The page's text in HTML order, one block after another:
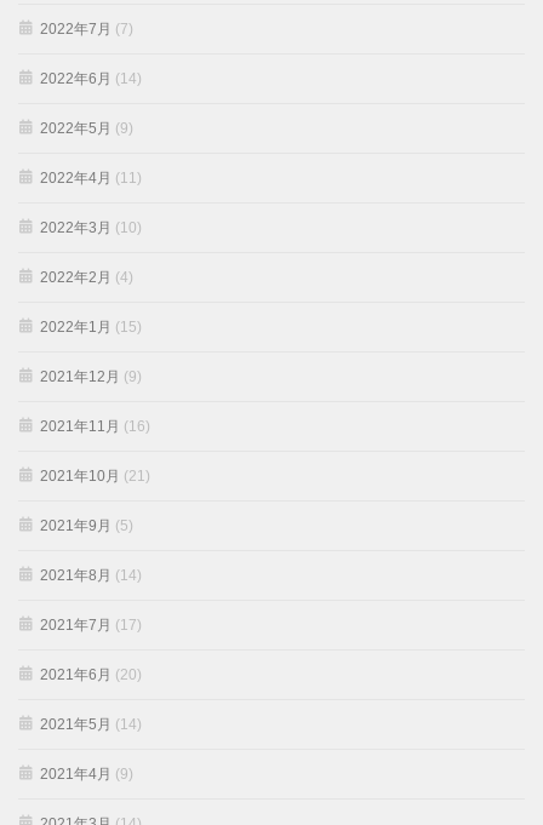
2022年7月 (7)
2022年6月 (14)
2022年5月 (9)
2022年4月 (11)
2022年3月 (10)
2022年2月 (4)
2022年1月 (15)
2021年12月 (9)
2021年11月 (16)
2021年10月 (21)
2021年9月 (5)
2021年8月 (14)
2021年7月 (17)
2021年6月 (20)
2021年5月 (14)
2021年4月 (9)